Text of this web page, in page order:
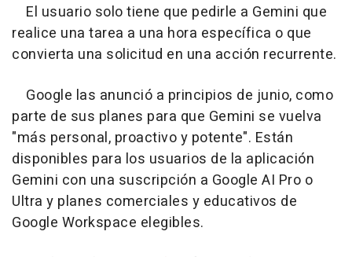
El usuario solo tiene que pedirle a Gemini que
realice una tarea a una hora específica o que
convierta una solicitud en una acción recurrente.
Google las anunció a principios de junio, como
parte de sus planes para que Gemini se vuelva
"más personal, proactivo y potente". Están
disponibles para los usuarios de la aplicación
Gemini con una suscripción a Google AI Pro o
Ultra y planes comerciales y educativos de
Google Workspace elegibles.